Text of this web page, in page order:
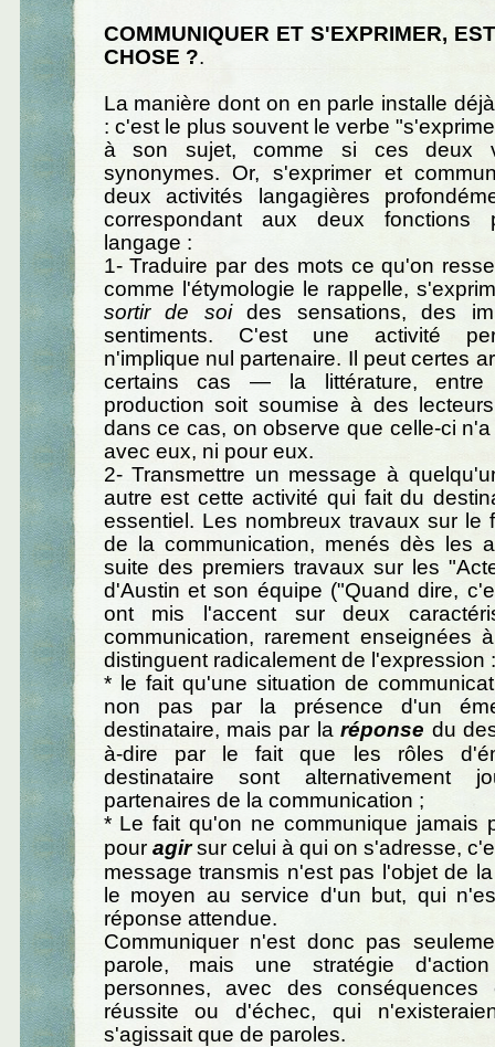
COMMUNIQUER ET S'EXPRIMER,
CHOSE ?.
La manière dont on en parle installe
: c'est le plus souvent le verbe
à son sujet, comme si ces deux
synonymes. Or, s'exprimer et
deux activités langagières
correspondant aux deux fonctions
langage :
1- Traduire par des mots ce qu'on
comme l'étymologie le rappelle,
sortir de soides sensations, des
sentiments. C'est une activité
n'implique nul partenaire. Il peut certes
certains cas — la littérature,
production soit soumise à des
dans ce cas, on observe que celle-ci
avec eux, ni pour eux.
2- Transmettre un message à
autre est cette activité qui fait du
essentiel. Les nombreux travaux sur le
de la communication, menés dès les
suite des premiers travaux sur les
d'Austin et son équipe ("Quand dire,
ont mis l'accent sur deux
communication, rarement enseignées
distinguent radicalement de l'expression :
* le fait qu'une situation de
non pas par la présence d'un
destinataire, mais par laréponse du
à-dire par le fait que les rôles
destinataire sont alternativement
partenaires de la communication ;
* Le fait qu'on ne communique jamais
pour agirsur celui à qui on s'adresse,
message transmis n'est pas l'objet de
le moyen au service d'un but, qui
réponse attendue.
Communiquer n'est donc pas
parole, mais une stratégie
personnes, avec des
réussite ou d'échec, qui
s'agissait que de paroles.